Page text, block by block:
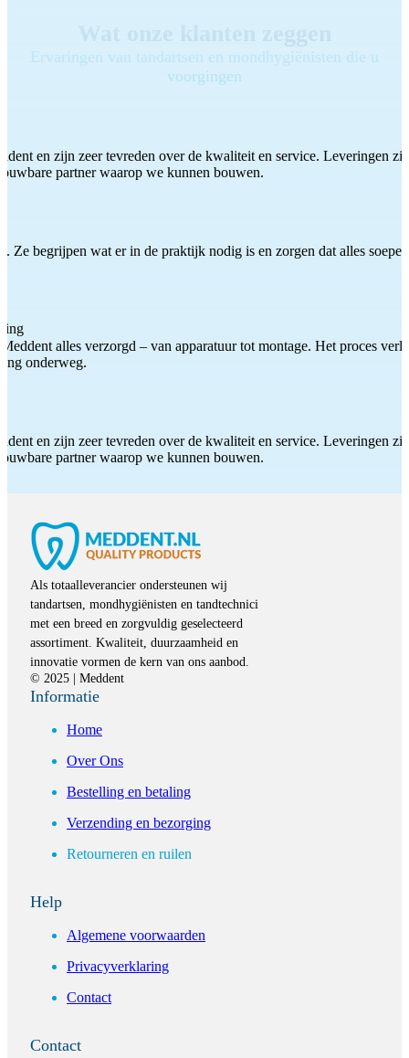
Ervaringen van tandartsen en mondhygiënisten die u
voorgingen
en zijn zeer tevreden over de kwaliteit en service. Leveringen
partner waarop we kunnen bouwen.
Ze begrijpen wat er in de praktijk nodig is en zorgen dat alles
alles verzorgd – van apparatuur tot montage. Het proces
onderweg.
en zijn zeer tevreden over de kwaliteit en service. Leveringen
partner waarop we kunnen bouwen.
Als totaalleverancier ondersteunen wij
tandartsen, mondhygiënisten en tandtechnici
met een breed en zorgvuldig geselecteerd
assortiment. Kwaliteit, duurzaamheid en
innovatie vormen de kern van ons aanbod.
© 2025 | Meddent
Informatie
Home
Over Ons
Bestelling en betaling
Verzending en bezorging
Retourneren en ruilen
Help
Algemene voorwaarden
Privacyverklaring
Contact
Contact